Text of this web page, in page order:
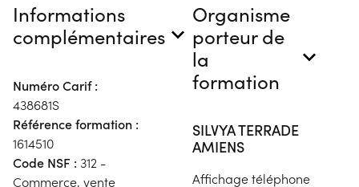
Informations
complémentaires
Numéro Carif :
438681S
Référence formation :
1614510
Code NSF : 312 -
Commerce, vente
Organisme
porteur de
la
formation
SILVYA TERRADE
AMIENS
Affichage téléphone